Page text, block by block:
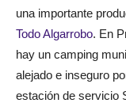
una importante
Todo Algarrobo. En
hay un camping
alejado e inseguro
estación de servicio